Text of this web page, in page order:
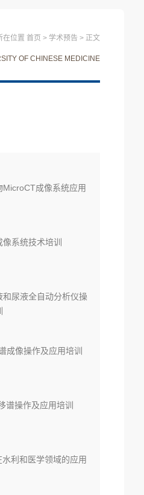
在位置 首页 > 学术预告 > 正文
OF CHINESE MEDICINE
MicroCT成像系统应用
系统技术培训
和尿液全自动分析仪操
成像操作及应用培训
谱操作及应用培训
利和医学领域的应用